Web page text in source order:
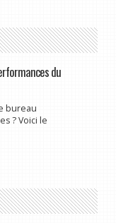
du
bureau
? Voici le